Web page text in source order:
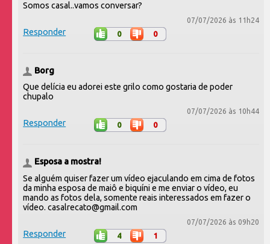
Somos casal..vamos conversar?
07/07/2026 às 11h24
Responder 0 0
Borg
Que delícia eu adorei este grilo como gostaria de poder
chupalo
07/07/2026 às 10h44
Responder 0 0
Esposa a mostra!
Se alguém quiser fazer um vídeo ejaculando em cima de fotos
da minha esposa de maiô e biquíni e me enviar o vídeo, eu
mando as fotos dela, somente reais interessados em fazer o
vídeo. casalrecato@gmail.com
07/07/2026 às 09h20
Responder 4 1